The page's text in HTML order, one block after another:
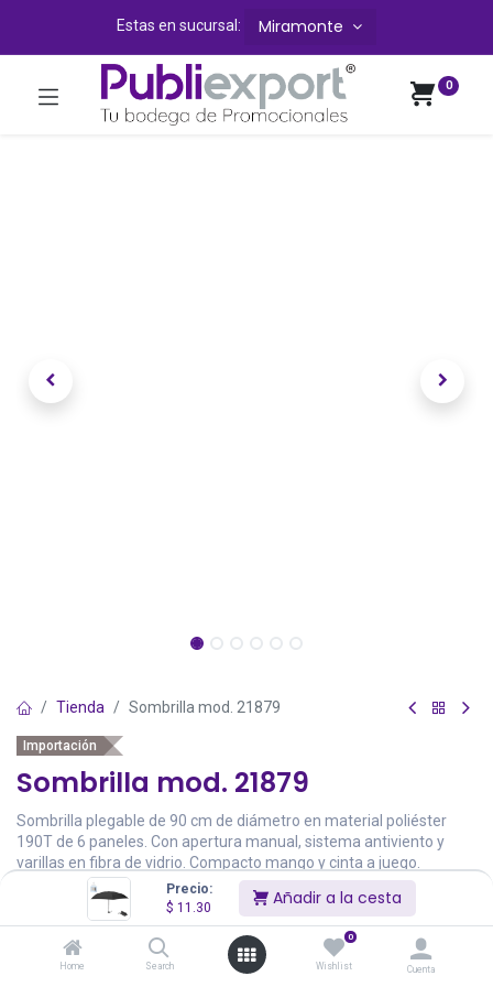
Precio:
$ 11.30 Añadir a la cesta
Home Search
0
Wishlist Cuenta
Estas en sucursal: Miramonte
0
Tienda Sombrilla mod. 21879
Importación
Sombrilla mod. 21879
Sombrilla plegable de 90 cm de diámetro en material poliéster
190T de 6 paneles. Con apertura manual, sistema antiviento y
varillas en fibra de vidrio. Compacto mango y cinta a juego.
Presentado en funda de transporte rígida fabricada en PU con
cierre de cremallera y cinta a juego.
20". Sistema Anti-viento. Funda Poliéster
11.30